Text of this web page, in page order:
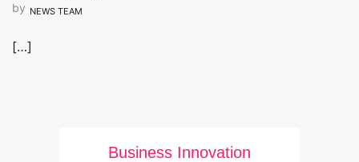
by NEWS TEAM
[…]
Business Innovation